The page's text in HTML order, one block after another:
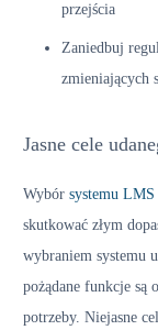
przejścia
Zaniedbuj
zmieniających
Jasne cele
Wybór systemu LMS
skutkować złym
wybraniem systemu
pożądane funkcje są
potrzeby. Niejasne